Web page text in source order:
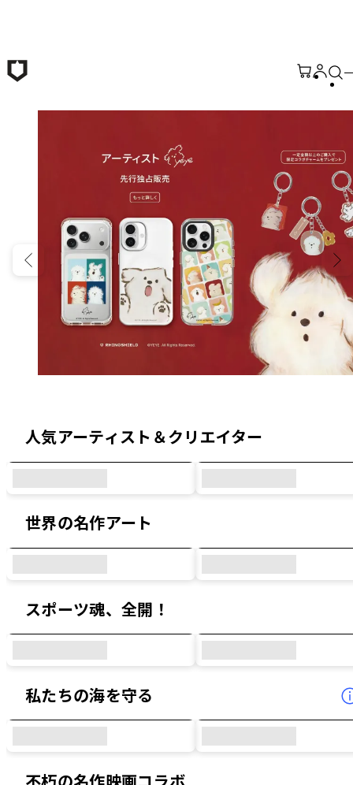
人気アーティスト＆クリエイター
世界の名作アート
スポーツ魂、全開！
私たちの海を守る